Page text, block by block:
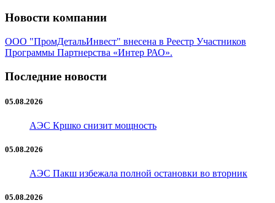
Новости компании
ООО "ПромДетальИнвест" внесена в Реестр Участников
Программы Партнерства «Интер РАО».
Последние новости
05.08.2026
АЭС Кршко снизит мощность
05.08.2026
АЭС Пакш избежала полной остановки во вторник
05.08.2026